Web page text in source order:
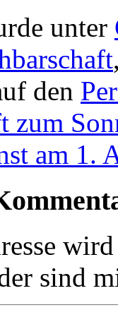
unter
den
zum
am 1.
sind